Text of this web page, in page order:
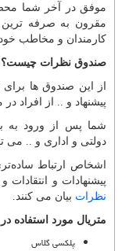
موفق در آخر شما
مقرون به صرفه
کارمندان و مخاطب
صندوق نظرات چیست؟
از این صندوق‌ ها
پیشنهاد و .. از افراد
شما پس از ورود به
دولتی و اداری و .. می
اشخاص ارتباط
پیشنهادات و
نظرات بیان می کنند.
متریال مورد
پلکسی گلاس